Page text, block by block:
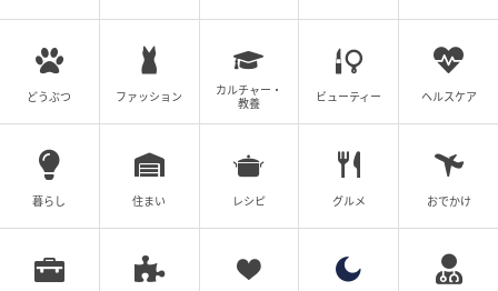
どうぶつ ファッション
カルチャー・
教養
ビューティー ヘルスケア
暮らし 住まい レシピ グルメ おでかけ